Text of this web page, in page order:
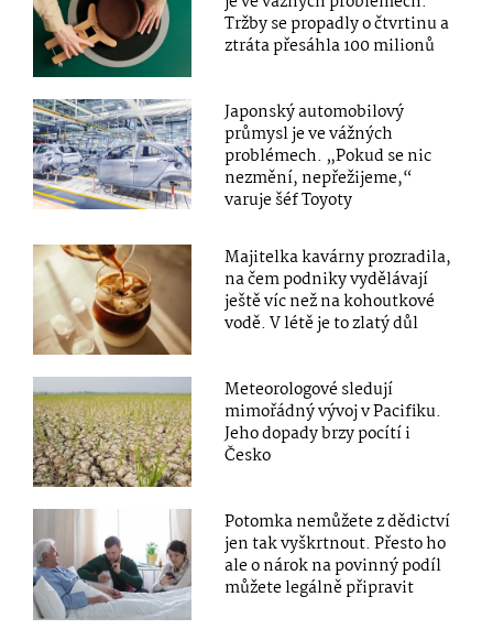
Tržby se propadly o čtvrtinu a
ztráta přesáhla 100 milionů
Japonský automobilový
průmysl je ve vážných
problémech. „Pokud se nic
nezmění, nepřežijeme,“
varuje šéf Toyoty
Majitelka kavárny prozradila,
na čem podniky vydělávají
ještě víc než na kohoutkové
vodě. V létě je to zlatý důl
Meteorologové sledují
mimořádný vývoj v Pacifiku.
Jeho dopady brzy pocítí i
Česko
Potomka nemůžete z dědictví
jen tak vyškrtnout. Přesto ho
ale o nárok na povinný podíl
můžete legálně připravit